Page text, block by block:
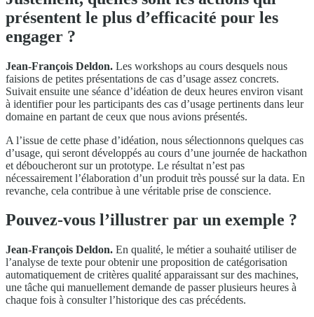
présentent le plus d’efficacité pour les
engager ?
Jean-François Deldon. Les workshops au cours desquels nous
faisions de petites présentations de cas d’usage assez concrets.
Suivait ensuite une séance d’idéation de deux heures environ visant
à identifier pour les participants des cas d’usage pertinents dans leur
domaine en partant de ceux que nous avions présentés.
A l’issue de cette phase d’idéation, nous sélectionnons quelques cas
d’usage, qui seront développés au cours d’une journée de hackathon
et déboucheront sur un prototype. Le résultat n’est pas
nécessairement l’élaboration d’un produit très poussé sur la data. En
revanche, cela contribue à une véritable prise de conscience.
Pouvez-vous l’illustrer par un exemple ?
Jean-François Deldon. En qualité, le métier a souhaité utiliser de
l’analyse de texte pour obtenir une proposition de catégorisation
automatiquement de critères qualité apparaissant sur des machines,
une tâche qui manuellement demande de passer plusieurs heures à
chaque fois à consulter l’historique des cas précédents.